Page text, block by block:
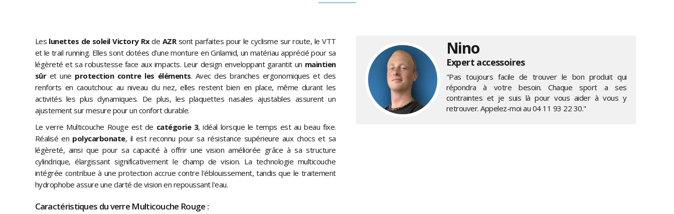
Les lunettes de soleil Victory Rxde AZRsont parfaites pour le cyclisme sur route, le VTT
et le trail running. Elles sont dotées d'une monture en Grilamid, un matériau apprécié pour sa
légèreté et sa robustesse face aux impacts. Leur design enveloppant garantit un maintien
sûret une protection contre les éléments. Avec des branches ergonomiques et des
renforts en caoutchouc au niveau du nez, elles restent bien en place, même durant les
activités les plus dynamiques. De plus, les plaquettes nasales ajustables assurent un
ajustement sur mesure pour un confort durable.
Le verre Multicouche Rouge est de catégorie 3, idéal lorsque le temps est au beau fixe.
Réalisé en polycarbonate, il est reconnu pour sa résistance supérieure aux chocs et sa
légèreté, ainsi que pour sa capacité à offrir une vision améliorée grâce à sa structure
cylindrique, élargissant significativement le champ de vision. La technologie multicouche
intégrée contribue à une protection accrue contre l'éblouissement, tandis que le traitement
hydrophobe assure une clarté de vision en repoussant l'eau.
Caractéristiques du verre Multicouche Rouge :
Nino
Expert accessoires
"Pas toujours facile de trouver le bon produit qui
répondra à votre besoin. Chaque sport a ses
contraintes et je suis là pour vous aider à vous y
retrouver. Appelez-moi au 04 11 93 22 30."